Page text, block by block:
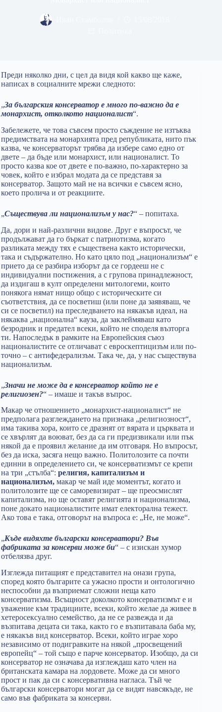
Преди няколко дни, с цел да видя кой какво ще каже,
написах в социалните мрежи следното:
„За българския консерватор е много по-важно да е
монархист, отколкото националист“.
Забележете, че това съвсем просто съждение не изтъква
предимствата на монархията пред републиката, нито пък
казва, че консерваторът трябва да избере само едно от
двете – да бъде или монархист, или националист. То
просто казва кое от двете е по-важно, по-характерно за
човек, който е избрал модата да се представя за
консерватор. Защото май не на всички е съвсем ясно,
което пролича и от реакциите.
„Съществува ли национализъм у нас?“ – попитаха.
Да, дори и най-различни видове. Друг е въпросът, че
продължават да го бъркат с патриотизма, когато
разликата между тях е съществена както исторически,
така и съдържателно. Но като цяло под „национализъм“ е
прието да се разбира изборът да се гордееш не с
индивидуални постижения, а с групова принадлежност,
да издигаш в култ определени митологеми, които
понякога нямат нищо общо с историческите си
съответствия, да се посветиш (или поне да заявяваш, че
си се посветил) на преследването на някакъв идеал, на
някаква „национална“ кауза, да заклеймяваш като
безродник и предател всеки, който не споделя възторга
ти. Напоследък в рамките на Европейския съюз
националистите се отличават с евроскептицизъм или по-
точно – с антифедерализъм. Така че, да, у нас съществува
национализъм.
„Значи не може да е консерватор който не е
религиозен?“ – имаше и такъв въпрос.
Макар че отношението „монархист-националист“ не
предполага разглеждането на признака „религиозност“,
има такива хора, които се дразнят от вярата и църквата и
се хвърлят да воюват, без да са ги предизвикали или пък
някой да е проявил желание да им отговаря. Но въпросът,
без да иска, засяга нещо важно. Политолозите са почти
единни в определението си, че консерватизмът се крепи
на три „стълба“: религия, капитализъм и
национализъм, макар че май иде моментът, когато и
политолозите ще се саморевизират – ще преосмислят
капитализма, но ще оставят религията и национализма,
поне докато националистите имат електорална тежест.
Ако това е така, отговорът на въпроса е: „Не, не може“.
„Къде видяхте български консерватори? Във
фабриката за консерви може би“ – с изискан хумор
отбелязва друг.
Изглежда питащият е представител на онази група,
според която българите са ужасно прости и онтологично
неспособни да възприемат сложни неща като
консерватизма. Всъщност доколкото консерватизмът е и
уважение към традициите, всеки, който желае да живее в
хетеросексуално семейство, да не се развежда и да
възпитава децата си така, както го е възпитавала баба му,
е някакъв вид консерватор. Всеки, който играе хоро
независимо от подигравките на някой „просвещений
европейц“ – той също е парче консерватор. Изобщо, да си
консерватор не означава да изглеждаш като член на
британската камара на лордовете. Може да си много
прост и пак да си с консервативна нагласа. Тъй че
български консерватори могат да се видят навсякъде, не
само във фабриката за консерви.